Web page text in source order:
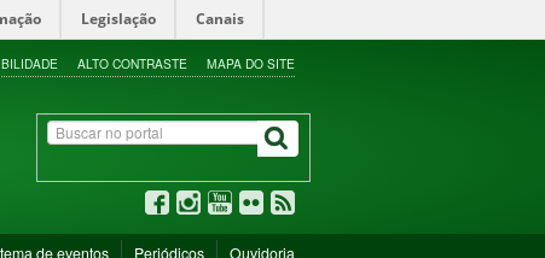
Legislação Canais
ALTO CONTRASTE MAPA DO SITE
de eventos Periódicos Ouvidoria